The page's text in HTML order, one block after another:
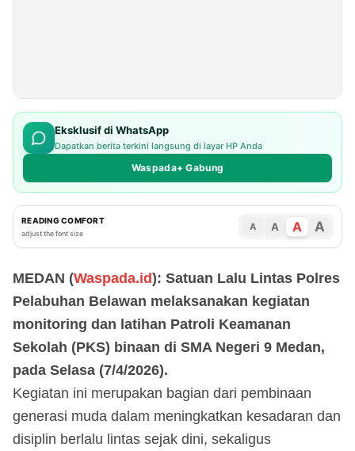
Eksklusif di WhatsApp
Dapatkan berita terkini langsung di layar HP Anda
Waspada+ Gabung
READING COMFORT
adjust the font size
A A A A
MEDAN (Waspada.id): Satuan Lalu Lintas Polres
Pelabuhan Belawan melaksanakan kegiatan
monitoring dan latihan Patroli Keamanan
Sekolah (PKS) binaan di SMA Negeri 9 Medan,
pada Selasa (7/4/2026).
Kegiatan ini merupakan bagian dari pembinaan
generasi muda dalam meningkatkan kesadaran dan
disiplin berlalu lintas sejak dini, sekaligus